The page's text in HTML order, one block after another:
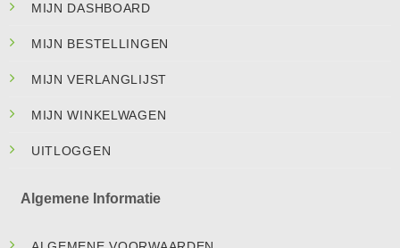
MIJN DASHBOARD
MIJN BESTELLINGEN
MIJN VERLANGLIJST
MIJN WINKELWAGEN
UITLOGGEN
Algemene Informatie